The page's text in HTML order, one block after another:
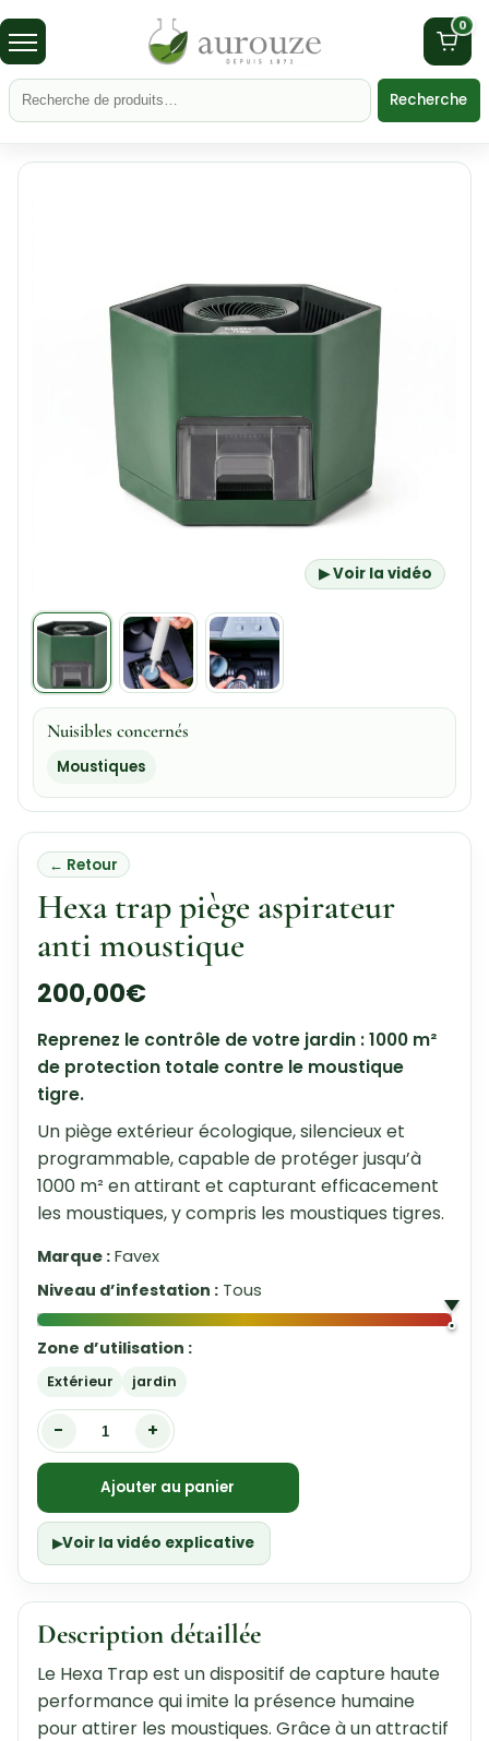
0
Recherche
▶ Voir la vidéo
Nuisibles concernés
Moustiques
← Retour
Hexa trap piège aspirateur
anti moustique
200,00€
Reprenez le contrôle de votre jardin : 1000 m²
de protection totale contre le moustique
tigre.
Un piège extérieur écologique, silencieux et
programmable, capable de protéger jusqu’à
1000 m² en attirant et capturant efficacement
les moustiques, y compris les moustiques tigres.
Marque :Favex
Niveau d’infestation :Tous
Zone d’utilisation :
Extérieur jardin
- +
Ajouter au panier
Voir la vidéo explicative
Description détaillée
Le Hexa Trap est un dispositif de capture haute
performance qui imite la présence humaine
pour attirer les moustiques. Grâce à un attractif